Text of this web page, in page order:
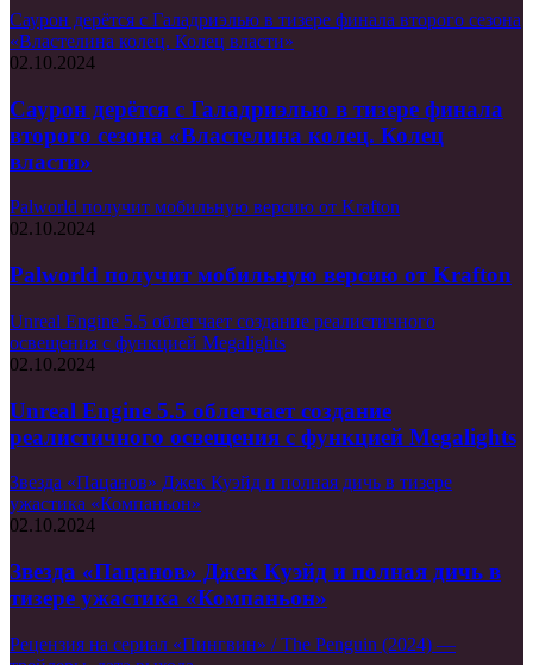
Саурон дерётся с Галадриэлью в тизере финала второго сезона
«Властелина колец. Колец власти»
02.10.2024
Саурон дерётся с Галадриэлью в тизере финала
второго сезона «Властелина колец. Колец
власти»
Palworld получит мобильную версию от Krafton
02.10.2024
Palworld получит мобильную версию от Krafton
Unreal Engine 5.5 облегчает создание реалистичного
освещения с функцией Megalights
02.10.2024
Unreal Engine 5.5 облегчает создание
реалистичного освещения с функцией Megalights
Звезда «Пацанов» Джек Куэйд и полная дичь в тизере
ужастика «Компаньон»
02.10.2024
Звезда «Пацанов» Джек Куэйд и полная дичь в
тизере ужастика «Компаньон»
Рецензия на сериал «Пингвин» / The Penguin (2024) —